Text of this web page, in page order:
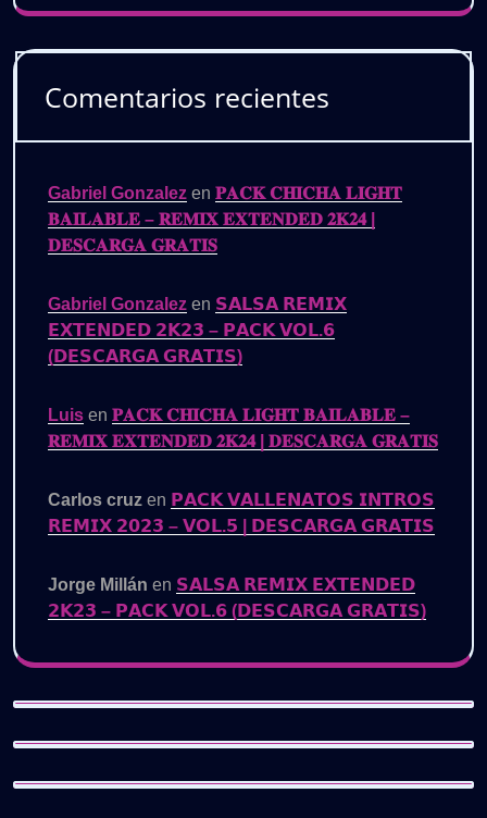
Comentarios recientes
Gabriel Gonzalez en 𝐏𝐀𝐂𝐊 𝐂𝐇𝐈𝐂𝐇𝐀 𝐋𝐈𝐆𝐇𝐓
𝐁𝐀𝐈𝐋𝐀𝐁𝐋𝐄 – 𝐑𝐄𝐌𝐈𝐗 𝐄𝐗𝐓𝐄𝐍𝐃𝐄𝐃 𝟐𝐊𝟐𝟒 |
𝐃𝐄𝐒𝐂𝐀𝐑𝐆𝐀 𝐆𝐑𝐀𝐓𝐈𝐒
Gabriel Gonzalez en 𝗦𝗔𝗟𝗦𝗔 𝗥𝗘𝗠𝗜𝗫
𝗘𝗫𝗧𝗘𝗡𝗗𝗘𝗗 𝟮𝗞𝟮𝟯 – 𝗣𝗔𝗖𝗞 𝗩𝗢𝗟.𝟲
(𝗗𝗘𝗦𝗖𝗔𝗥𝗚𝗔 𝗚𝗥𝗔𝗧𝗜𝗦)
Luis en 𝐏𝐀𝐂𝐊 𝐂𝐇𝐈𝐂𝐇𝐀 𝐋𝐈𝐆𝐇𝐓 𝐁𝐀𝐈𝐋𝐀𝐁𝐋𝐄 –
𝐑𝐄𝐌𝐈𝐗 𝐄𝐗𝐓𝐄𝐍𝐃𝐄𝐃 𝟐𝐊𝟐𝟒 | 𝐃𝐄𝐒𝐂𝐀𝐑𝐆𝐀 𝐆𝐑𝐀𝐓𝐈𝐒
Carlos cruz en 𝗣𝗔𝗖𝗞 𝗩𝗔𝗟𝗟𝗘𝗡𝗔𝗧𝗢𝗦 𝗜𝗡𝗧𝗥𝗢𝗦
𝗥𝗘𝗠𝗜𝗫 𝟮𝟬𝟮𝟯 – 𝗩𝗢𝗟.𝟱 | 𝗗𝗘𝗦𝗖𝗔𝗥𝗚𝗔 𝗚𝗥𝗔𝗧𝗜𝗦
Jorge Millán en 𝗦𝗔𝗟𝗦𝗔 𝗥𝗘𝗠𝗜𝗫 𝗘𝗫𝗧𝗘𝗡𝗗𝗘𝗗
𝟮𝗞𝟮𝟯 – 𝗣𝗔𝗖𝗞 𝗩𝗢𝗟.𝟲 (𝗗𝗘𝗦𝗖𝗔𝗥𝗚𝗔 𝗚𝗥𝗔𝗧𝗜𝗦)